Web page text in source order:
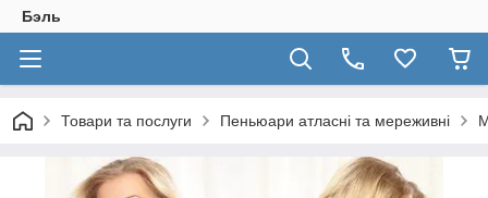
Бэль
Товари та послуги Пеньюари атласні та мереживні